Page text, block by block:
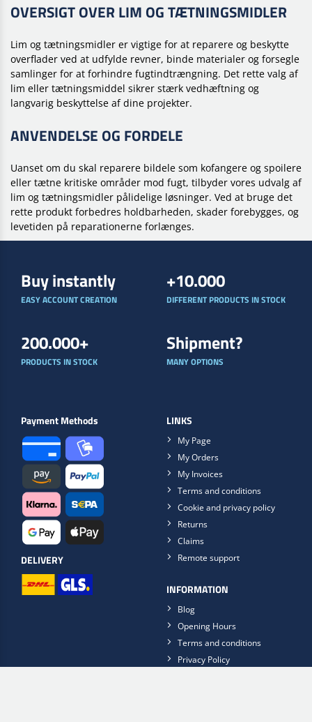
OVERSIGT OVER LIM OG TÆTNINGSMIDLER
Lim og tætningsmidler er vigtige for at reparere og beskytte
overflader ved at udfylde revner, binde materialer og forsegle
samlinger for at forhindre fugtindtrængning. Det rette valg af
lim eller tætningsmiddel sikrer stærk vedhæftning og
langvarig beskyttelse af dine projekter.
ANVENDELSE OG FORDELE
Uanset om du skal reparere bildele som kofangere og spoilere
eller tætne kritiske områder mod fugt, tilbyder vores udvalg af
lim og tætningsmidler pålidelige løsninger. Ved at bruge det
rette produkt forbedres holdbarheden, skader forebygges, og
levetiden på reparationerne forlænges.
Buy instantly
EASY ACCOUNT CREATION
+10.000
DIFFERENT PRODUCTS IN STOCK
200.000+
PRODUCTS IN STOCK
Shipment?
MANY OPTIONS
Payment Methods
DELIVERY
LINKS
My Page
My Orders
My Invoices
Terms and conditions
Cookie and privacy policy
Returns
Claims
Remote support
INFORMATION
Blog
Opening Hours
Terms and conditions
Privacy Policy